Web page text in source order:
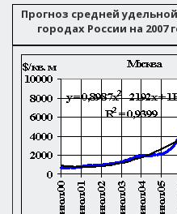
Прогноз средней
городах России на